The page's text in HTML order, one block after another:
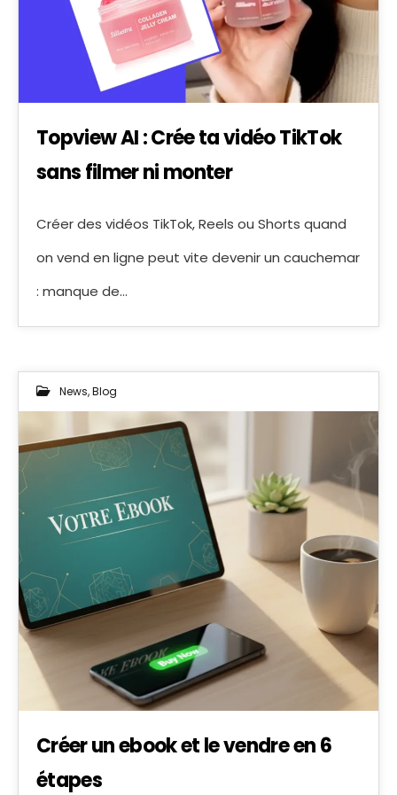
Topview AI : Crée ta vidéo TikTok
sans filmer ni monter
Créer des vidéos TikTok, Reels ou Shorts quand
on vend en ligne peut vite devenir un cauchemar
: manque de…
News,Blog
Créer un ebook et le vendre​​ en 6
étapes